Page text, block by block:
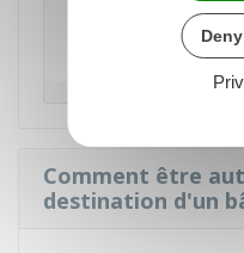
d'une même
changement de
toutes formalités.
Comment être
destination d'un